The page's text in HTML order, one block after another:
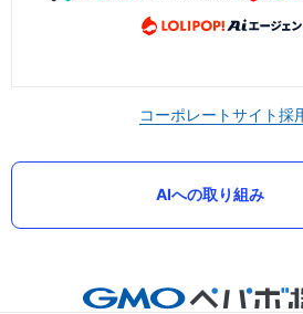
コーポレートサイト採
AIへの取り組み